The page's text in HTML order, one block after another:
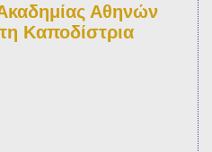
Αθηνών
Καποδίστρια